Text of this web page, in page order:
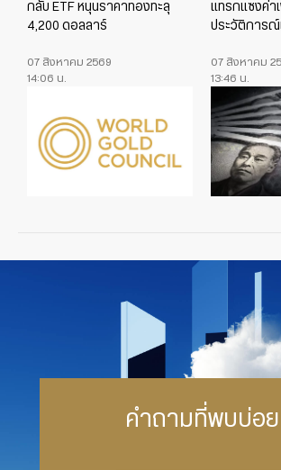
กลับ ETF หนุนราคาทองทะลุ
4,200 ดอลลาร์
07 สิงหาคม 2569
14:06 น.
แทรกแซงค่า
ประวัติการณ์
07 สิงหาคม
13:46 น.
คำถามที่พบบ่อย